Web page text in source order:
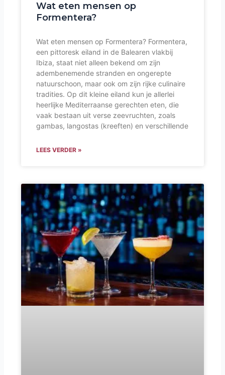
Wat eten mensen op
Formentera?
Wat eten mensen op Formentera? Formentera,
een pittoresk eiland in de Balearen vlakbij
Ibiza, staat niet alleen bekend om zijn
adembenemende stranden en ongerepte
natuurschoon, maar ook om zijn rijke culinaire
tradities. Op dit kleine eiland kun je allerlei
heerlijke Mediterraanse gerechten eten, die
vaak bestaan uit verse zeevruchten, zoals
gambas, langostas (kreeften) en verschillende
LEES VERDER »